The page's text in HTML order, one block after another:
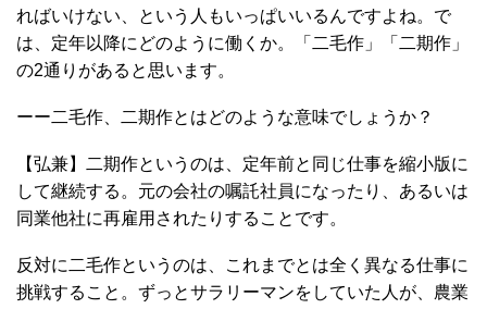
ればいけない、という人もいっぱいいるんですよね。で
は、定年以降にどのように働くか。「二毛作」「二期作」
の2通りがあると思います。
ーー二毛作、二期作とはどのような意味でしょうか？
【弘兼】二期作というのは、定年前と同じ仕事を縮小版に
して継続する。元の会社の嘱託社員になったり、あるいは
同業他社に再雇用されたりすることです。
反対に二毛作というのは、これまでとは全く異なる仕事に
挑戦すること。ずっとサラリーマンをしていた人が、農業